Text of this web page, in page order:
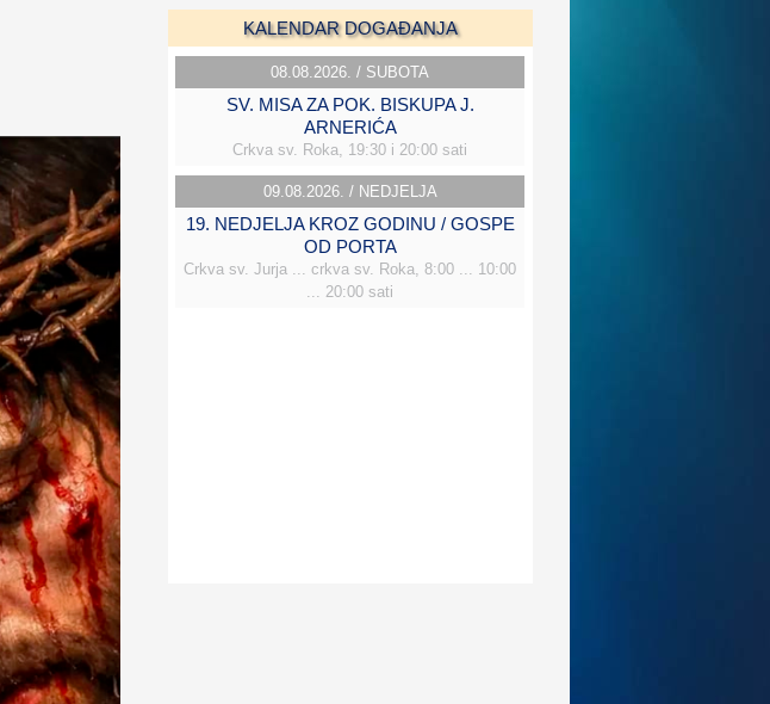
KALENDAR DOGAĐANJA
08.08.2026. / SUBOTA
SV. MISA ZA POK. BISKUPA J.
ARNERIĆA
Crkva sv. Roka, 19:30 i 20:00 sati
09.08.2026. / NEDJELJA
19. NEDJELJA KROZ GODINU / GOSPE
OD PORTA
Crkva sv. Jurja ... crkva sv. Roka, 8:00 ... 10:00
... 20:00 sati